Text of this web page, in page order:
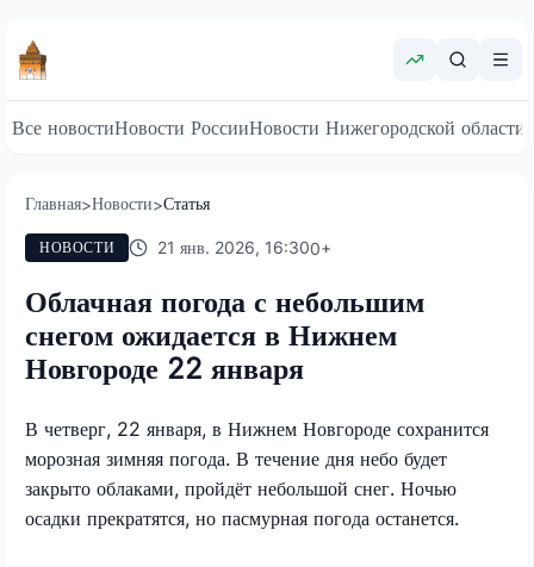
Все новостиНовости РоссииНовости Нижегородской области
Главная>Новости>Статья
НОВОСТИ 21 янв. 2026, 16:300+
Облачная погода с небольшим
снегом ожидается в Нижнем
Новгороде 22 января
В четверг, 22 января, в Нижнем Новгороде сохранится
морозная зимняя погода. В течение дня небо будет
закрыто облаками, пройдёт небольшой снег. Ночью
осадки прекратятся, но пасмурная погода останется.